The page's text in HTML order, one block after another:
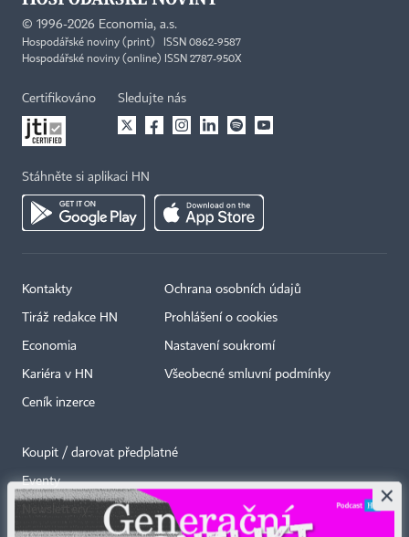
© 1996-2026 Economia, a.s.
Hospodářské noviny (print) ISSN 0862-9587
Hospodářské noviny (online) ISSN 2787-950X
Certifikováno Sledujte nás
Stáhněte si aplikaci HN
Kontakty
Tiráž redakce HN
Economia
Kariéra v HN
Ceník inzerce
Ochrana osobních údajů
Prohlášení o cookies
Nastavení soukromí
Všeobecné smluvní podmínky
Koupit / darovat předplatné
Eventy
Newslettery
×